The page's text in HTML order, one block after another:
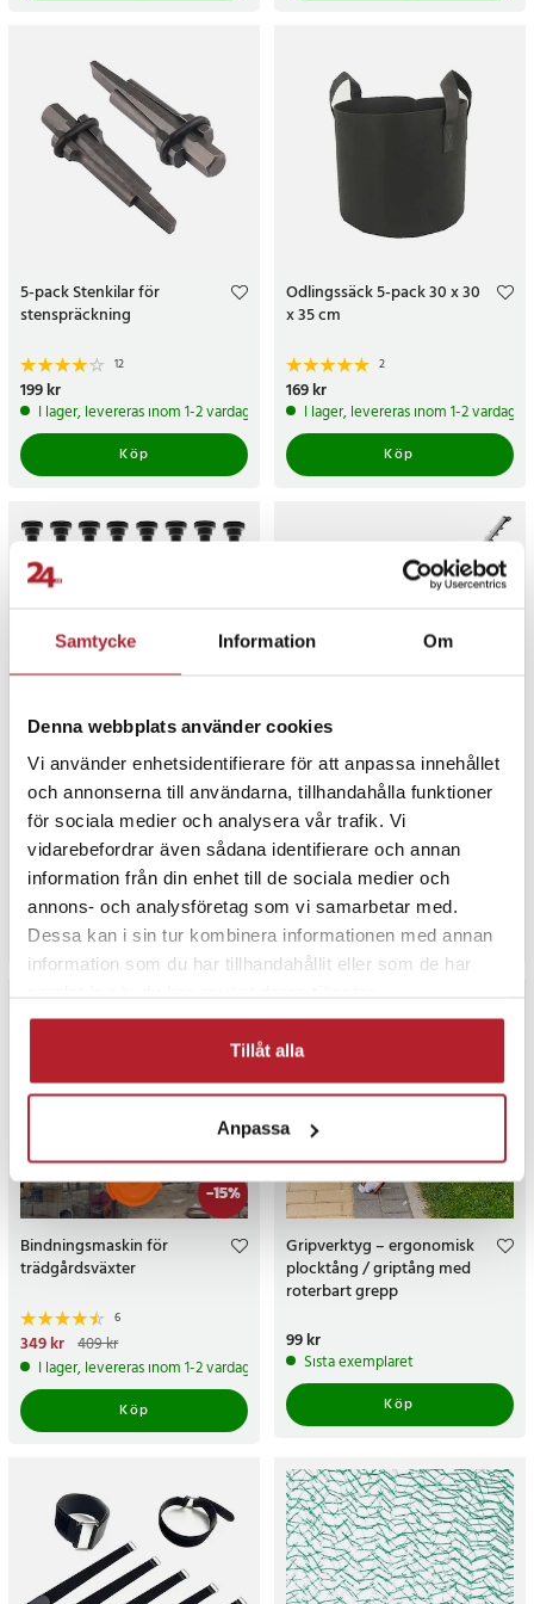
Samtycke Information Om
Denna webbplats använder cookies
Vi använder enhetsidentifierare för att anpassa innehållet
och annonserna till användarna, tillhandahålla funktioner
för sociala medier och analysera vår trafik. Vi
vidarebefordrar även sådana identifierare och annan
information från din enhet till de sociala medier och
annons- och analysföretag som vi samarbetar med.
Dessa kan i sin tur kombinera informationen med annan
information som du har tillhandahållit eller som de har
Tillåt alla
Anpassa
5-pack Stenkilar för
stenspräckning
12
Pris:199 kr
199 kr
I lager, levereras inom 1-2 vardagar
Köp
Odlingssäck 5-pack 30 x 30
x 35 cm
2
Pris:169 kr
169 kr
I lager, levereras inom 1-2 vardagar
Köp
Markskruv till Husqvarna
Automower / Gardena /
Culloch
Pris 49 kr
49 kr
I lager, levereras inom 1-2 vardagar
Köp
Elektrisk häcksax 620 W –
häcktrimmer / häckklippare
/ grensax med långt svärd
749 kr
749 kr
Tillfälligt slut, lev. tid ej bekräftad.
Gå till produkt
-15%
Bindningsmaskin för
trädgårdsväxter
6
Nuvarande pris
pris:409 kr
349 kr 409 kr
I lager, levereras inom 1-2 vardagar
Köp
Gripverktyg – ergonomisk
plocktång / griptång med
roterbart grepp
Pris:
99 kr
Sista exemplaret
Köp